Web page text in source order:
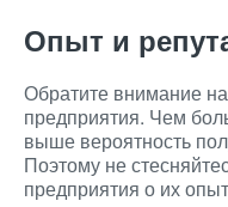
Опыт и
Обратите внимание
предприятия. Чем
выше вероятность
Поэтому не
предприятия о их